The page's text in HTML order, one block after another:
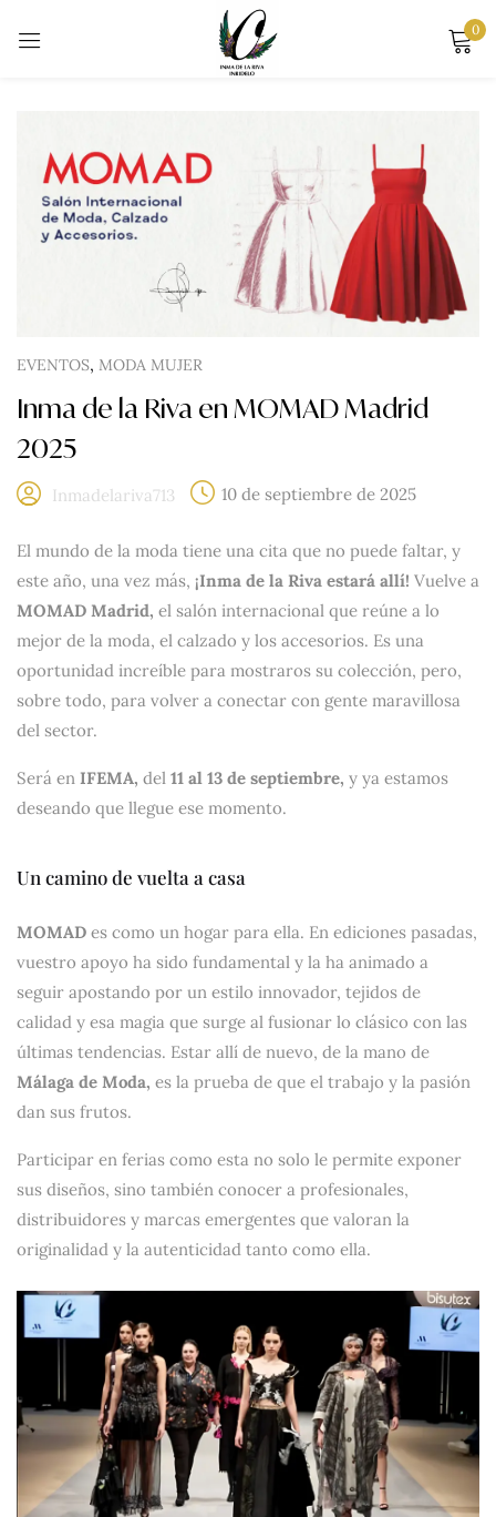
0
EVENTOS, MODA MUJER
Inma de la Riva en MOMAD Madrid
2025
Inmadelariva713 10 de septiembre de 2025
El mundo de la moda tiene una cita que no puede faltar, y
este año, una vez más, ¡Inma de la Riva estará allí! Vuelve a
MOMAD Madrid, el salón internacional que reúne a lo
mejor de la moda, el calzado y los accesorios. Es una
oportunidad increíble para mostraros su colección, pero,
sobre todo, para volver a conectar con gente maravillosa
del sector.
Será en IFEMA, del 11 al 13 de septiembre, y ya estamos
deseando que llegue ese momento.
Un camino de vuelta a casa
MOMAD es como un hogar para ella. En ediciones pasadas,
vuestro apoyo ha sido fundamental y la ha animado a
seguir apostando por un estilo innovador, tejidos de
calidad y esa magia que surge al fusionar lo clásico con las
últimas tendencias. Estar allí de nuevo, de la mano de
Málaga de Moda, es la prueba de que el trabajo y la pasión
dan sus frutos.
Participar en ferias como esta no solo le permite exponer
sus diseños, sino también conocer a profesionales,
distribuidores y marcas emergentes que valoran la
originalidad y la autenticidad tanto como ella.
Sign in
Remember me Lost password?